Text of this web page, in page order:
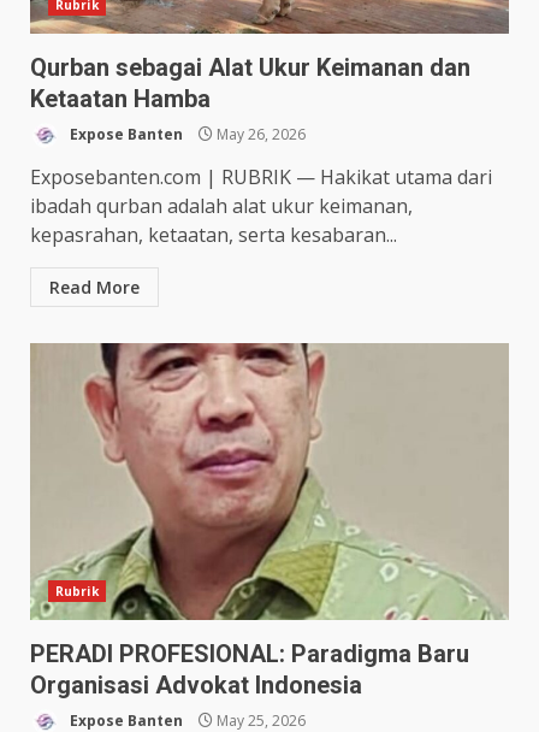
Rubrik
Qurban sebagai Alat Ukur Keimanan dan
Ketaatan Hamba
Expose Banten May 26, 2026
Exposebanten.com | RUBRIK — Hakikat utama dari
ibadah qurban adalah alat ukur keimanan,
kepasrahan, ketaatan, serta kesabaran...
Read More
Rubrik
PERADI PROFESIONAL: Paradigma Baru
Organisasi Advokat Indonesia
Expose Banten May 25, 2026